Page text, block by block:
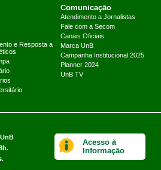
e Resposta a
Comunicação
Atendimento a Jornalistas
Fale com a Secom
Canais Oficiais
Marca UnB
Campanha Institucional 2025
Planner 2024
UnB TV
Acesso à
Informação